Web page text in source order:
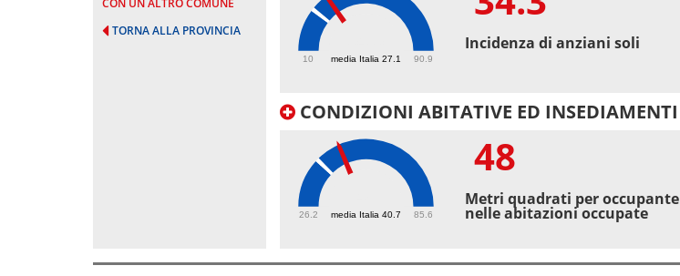
TORNA ALLA PROVINCIA
media Italia 27.1
10 90.9
Incidenza di anziani soli
CONDIZIONI ABITATIVE ED INSEDIAMENTI
media Italia 40.7
26.2 85.6
48
Metri quadrati per occupante
nelle abitazioni occupate